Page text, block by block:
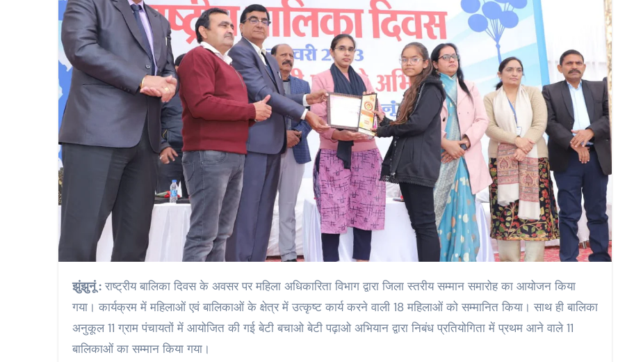
झुंझुनूं : राष्ट्रीय बालिका दिवस के अवसर पर महिला अधिकारिता विभाग द्वारा जिला स्तरीय सम्मान समारोह का आयोजन किया
गया। कार्यक्रम में महिलाओं एवं बालिकाओं के क्षेत्र में उत्कृष्ट कार्य करने वाली 18 महिलाओं को सम्मानित किया। साथ ही बालिका
अनुकूल 11 ग्राम पंचायतों में आयोजित की गई बेटी बचाओ बेटी पढ़ाओ अभियान द्वारा निबंध प्रतियोगिता में प्रथम आने वाले 11
बालिकाओं का सम्मान किया गया।